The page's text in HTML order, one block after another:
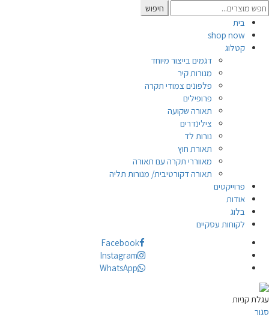
Search
for:
חיפוש
בית
shop now
קטלוג
דגמים בייצור מיוחד
מנורות קיר
פלפונים צמודי תקרה
פרופילים
תאורה שקועה
צילינדרים
נורות לד
תאורת חוץ
מאווררי תקרה עם תאורה
תאורה דקורטיבית/ מנורות תליה
פרוייקטים
אודות
בלוג
לקוחות עסקיים
Facebook
Instagram
WhatsApp
עגלת קניות
סגור